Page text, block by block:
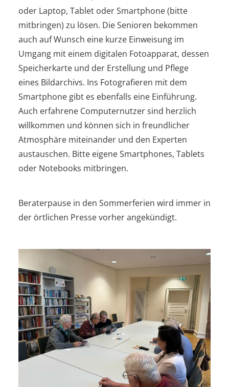
oder Laptop, Tablet oder Smartphone (bitte
mitbringen) zu lösen. Die Senioren bekommen
auch auf Wunsch eine kurze Einweisung im
Umgang mit einem digitalen Fotoapparat, dessen
Speicherkarte und der Erstellung und Pflege
eines Bildarchivs. Ins Fotografieren mit dem
Smartphone gibt es ebenfalls eine Einführung.
Auch erfahrene Computernutzer sind herzlich
willkommen und können sich in freundlicher
Atmosphäre miteinander und den Experten
austauschen. Bitte eigene Smartphones, Tablets
oder Notebooks mitbringen.
Beraterpause in den Sommerferien wird immer in
der örtlichen Presse vorher angekündigt.